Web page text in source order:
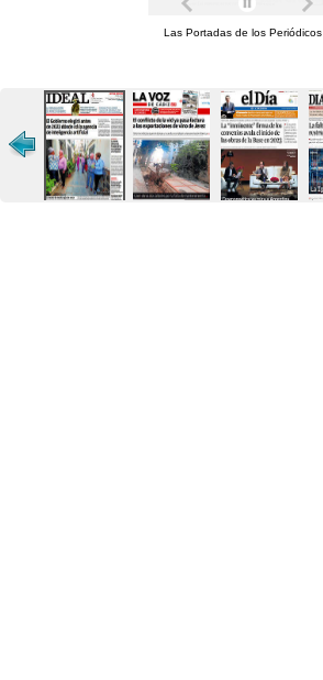
Las Portadas de los Periódicos